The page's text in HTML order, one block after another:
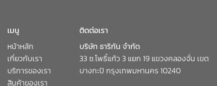
เมนู
หน้าหลัก
เกี่ยวกับเรา
บริการของเรา
สินค้าของเรา
ติดต่อเรา
บริษัท ธาริกัน จำกัด
33 ซ.โพธิ์แก้ว 3 แยก 19 แขวงคลองจั่น เขต
บางกะปิ กรุงเทพมหานคร 10240